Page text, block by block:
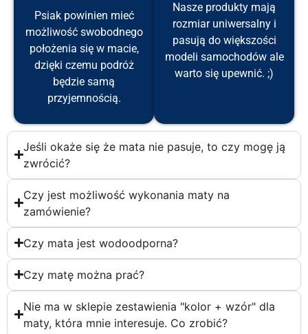
Psiak powinien mieć
możliwość swobodnego
położenia się w macie,
dzięki czemu podróż
będzie samą
przyjemnością.
Nasze produkty mają
rozmiar uniwersalny i
pasują do większości
modeli samochodów ale
warto się upewnić. ;)
Jeśli okaże się że mata nie pasuje, to czy mogę ją
zwrócić?
Czy jest możliwość wykonania maty na
zamówienie?
Czy mata jest wodoodporna?
Czy matę można prać?
Nie ma w sklepie zestawienia "kolor + wzór" dla
maty, która mnie interesuje. Co zrobić?